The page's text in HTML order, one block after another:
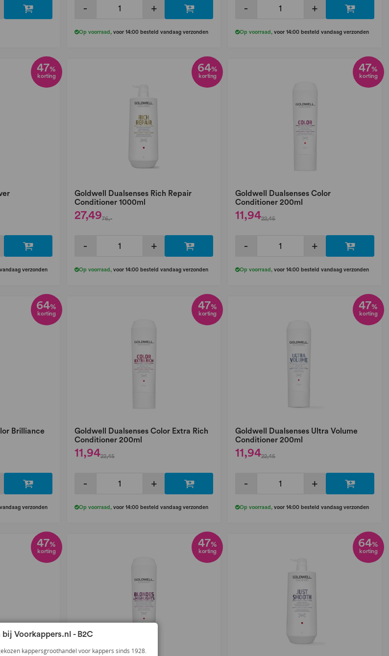
- +
Op voorraad , voor 14:00 besteld vandaag verzonden
- +
Op voorraad ,voor 14:00 besteld vandaag verzonden
47%
korting
verzonden
64%
korting
Goldwell Dualsenses Rich Repair
Conditioner 1000ml
27,4976,-
- +
Op voorraad , voor 14:00 besteld vandaag verzonden
47%
korting
Goldwell Dualsenses Color
Conditioner 200ml
11,9422,45
- +
Op voorraad ,voor 14:00 besteld vandaag verzonden
64%
korting
Brilliance
verzonden
47%
korting
Goldwell Dualsenses Color Extra Rich
Conditioner 200ml
11,9422,45
- +
Op voorraad , voor 14:00 besteld vandaag verzonden
47%
korting
Goldwell Dualsenses Ultra Volume
Conditioner 200ml
11,9422,45
- +
Op voorraad ,voor 14:00 besteld vandaag verzonden
47%
korting
47%
korting
64%
korting
Voorkappers.nl - B2C
kappersgroothandel voor kappers sinds 1928.